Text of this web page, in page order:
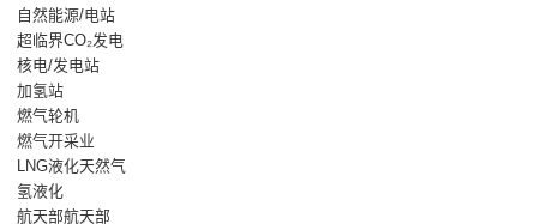
自然能源/电站
超临界CO₂发电
核电/发电站
加氢站
燃气轮机
燃气开采业
LNG液化天然气
氢液化
航天部航天部